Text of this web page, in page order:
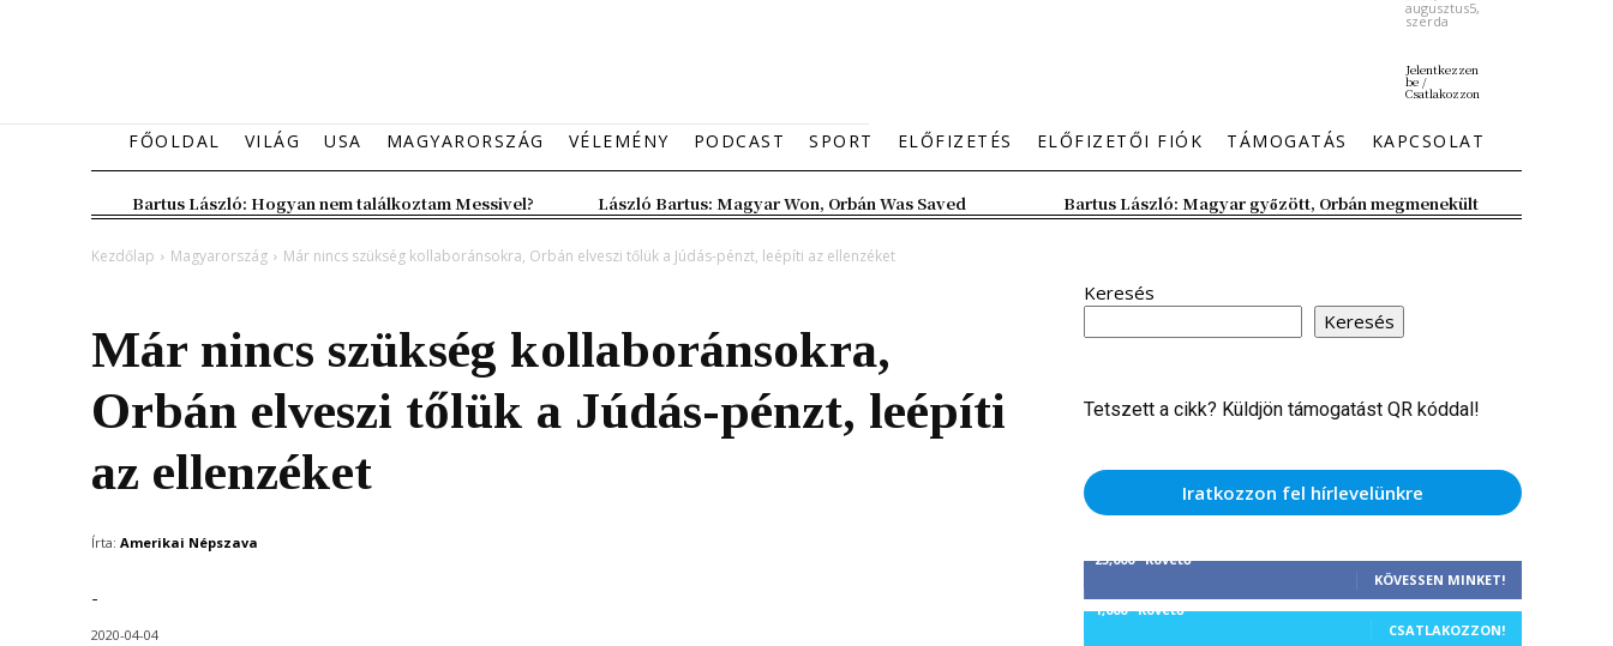
augusztus5,
szerda
Jelentkezzen
be /
Csatlakozzon
FŐOLDAL VILÁG USA MAGYARORSZÁG VÉLEMÉNY PODCAST SPORT ELŐFIZETÉS ELŐFIZETŐI FIÓK TÁMOGATÁS KAPCSOLAT
Bartus László: Hogyan nem találkoztam Messivel? László Bartus: Magyar Won, Orbán Was Saved Bartus László: Magyar győzött, Orbán megmenekült
Kezdőlap Magyarország Már nincs szükség kollaboránsokra, Orbán elveszi tőlük a Júdás-pénzt, leépíti az ellenzéket
Már nincs szükség kollaboránsokra,
Orbán elveszi tőlük a Júdás-pénzt, leépíti
az ellenzéket
Írta: Amerikai Népszava
-
2020-04-04
Keresés
Keresés
Tetszett a cikk? Küldjön támogatást QR kóddal!
Iratkozzon fel hírlevelünkre
25,000 Követő
KÖVESSEN MINKET!
1,000 Követő
CSATLAKOZZON!